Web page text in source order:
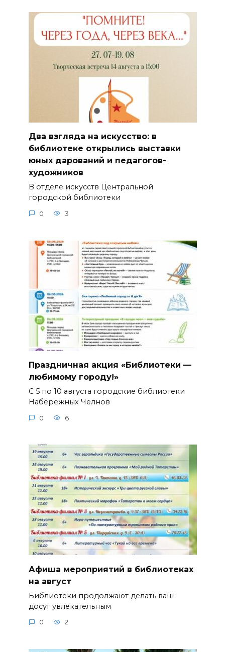
Два взгляда на искусство: в
библиотеке открылись выставки
юных дарований и педагогов-
художников
В отделе искусств Центральной
городской библиотеки
0 3
Праздничная акция «Библиотеки —
любимому городу!»
С 5 по 10 августа городские библиотеки
Набережных Челнов
0 6
Афиша мероприятий в библиотеках
на август
Библиотеки продолжают делать ваш
досуг увлекательным
0 2